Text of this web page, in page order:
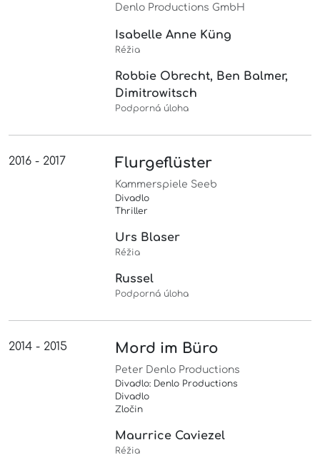
Denlo Productions GmbH
Isabelle Anne Küng
Réžia
Robbie Obrecht, Ben Balmer,
Dimitrowitsch
Podporná úloha
2016 - 2017 Flurgeflüster
Kammerspiele Seeb
Divadlo
Thriller
Urs Blaser
Réžia
Russel
Podporná úloha
2014 - 2015 Mord im Büro
Peter Denlo Productions
Divadlo: Denlo Productions
Divadlo
Zločin
Maurrice Caviezel
Réžia